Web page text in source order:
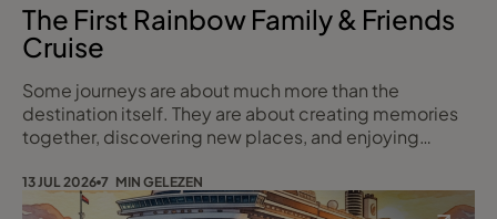
The First Rainbow Family & Friends
Cruise
Some journeys are about much more than the
destination itself. They are about creating memories
together, discovering new places, and enjoying
why I am incredibly proud to present my very first
Rainbow Family & Friends Cruise.
13 JUL 2026 7 MIN GELEZEN